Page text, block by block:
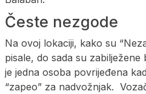
Česte nezgode
Na ovoj lokaciji, kako su
pisale, do sada su
je jedna osoba povrijeđena
“zapeo” za nadvožnjak.